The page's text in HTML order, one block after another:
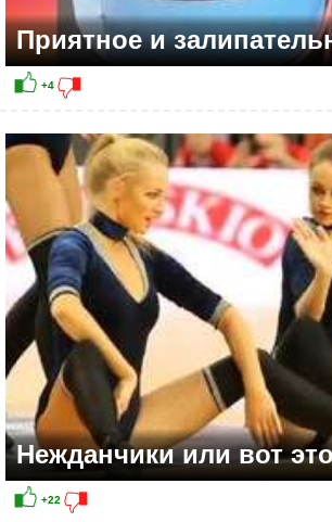
Приятное и
Нежданчики или вот